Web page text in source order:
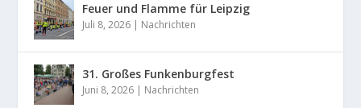
Feuer und Flamme für Leipzig
Juli 8, 2026 | Nachrichten
31. Großes Funkenburgfest
Juni 8, 2026 | Nachrichten